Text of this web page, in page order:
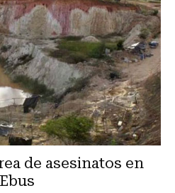
de asesinatos en